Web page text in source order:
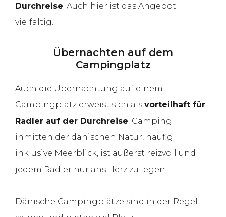
Durchreise . Auch hier ist das Angebot
vielfältig.
Übernachten auf dem
Campingplatz
Auch die Übernachtung auf einem
Campingplatz erweist sich als vorteilhaft für
Radler auf der Durchreise . Camping
inmitten der dänischen Natur, häufig
inklusive Meerblick, ist äußerst reizvoll und
jedem Radler nur ans Herz zu legen.
Dänische Campingplätze sind in der Regel